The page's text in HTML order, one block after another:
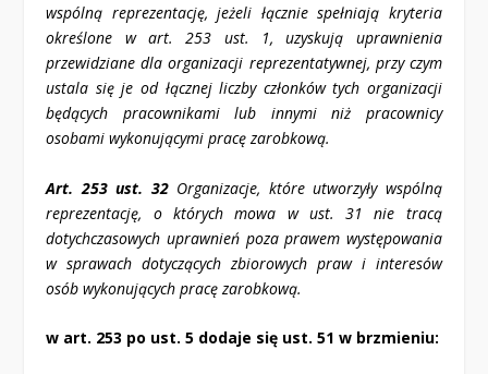
wspólną reprezentację, jeżeli łącznie spełniają kryteria
określone w art. 253 ust. 1, uzyskują uprawnienia
przewidziane dla organizacji reprezentatywnej, przy czym
ustala się je od łącznej liczby członków tych organizacji
będących pracownikami lub innymi niż pracownicy
osobami wykonującymi pracę zarobkową.
Art. 253ust. 32 Organizacje, które utworzyły wspólną
reprezentację, o których mowa w ust. 31
nie tracą
dotychczasowych uprawnień poza prawem występowania
w sprawach dotyczących zbiorowych praw i interesów
osób wykonujących pracę zarobkową.
w art. 253 po ust. 5 dodaje się ust. 51 w brzmieniu: